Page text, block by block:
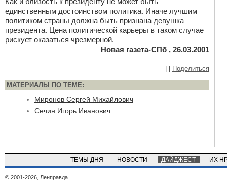
единственным достоинством политика. Иначе лучшим
политиком страны должна быть признана девушка
президента. Цена политической карьеры в таком случае
рискует оказаться чрезмерной.
Новая газета-СПб , 26.03.2001
Поделиться
МАТЕРИАЛЫ ПО ТЕМЕ:
Миронов Сергей Михайлович
Сечин Игорь Иванович
ТЕМЫ ДНЯ НОВОСТИ ДАЙДЖЕСТ ИХ
© 2001-2026, Ленправда